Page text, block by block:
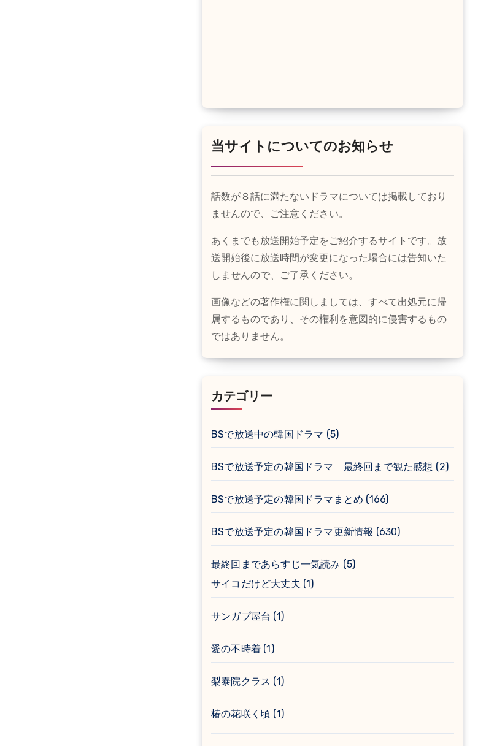
当サイトについてのお知らせ
話数が８話に満たないドラマについては掲載しており
ませんので、ご注意ください。
あくまでも放送開始予定をご紹介するサイトです。放
送開始後に放送時間が変更になった場合には告知いた
しませんので、ご了承ください。
画像などの著作権に関しましては、すべて出処元に帰
属するものであり、その権利を意図的に侵害するもの
ではありません。
カテゴリー
BSで放送中の韓国ドラマ (5)
BSで放送予定の韓国ドラマ 最終回まで観た感想 (2)
BSで放送予定の韓国ドラマまとめ (166)
BSで放送予定の韓国ドラマ更新情報 (630)
最終回まであらすじ一気読み (5)
サイコだけど大丈夫 (1)
サンガプ屋台 (1)
愛の不時着 (1)
梨泰院クラス (1)
椿の花咲く頃 (1)